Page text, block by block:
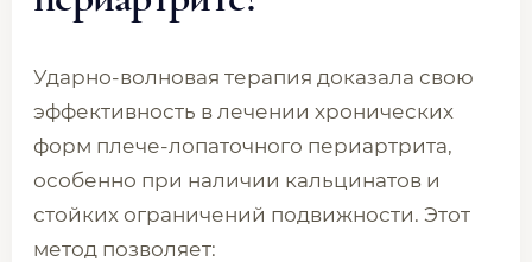
Ударно-волновая терапия доказала свою
эффективность в лечении хронических
форм плече-лопаточного периартрита,
особенно при наличии кальцинатов и
стойких ограничений подвижности. Этот
метод позволяет: